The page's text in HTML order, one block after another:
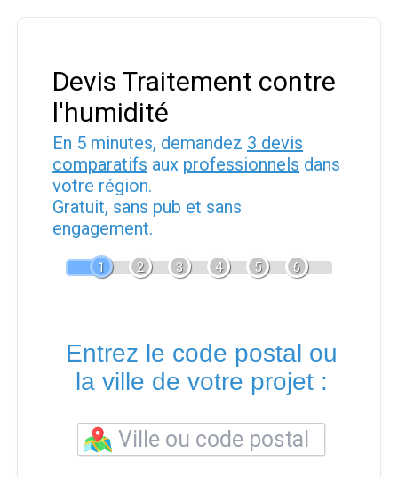
Devis Traitement contre
l'humidité
En 5 minutes, demandez 3 devis
comparatifs aux professionnels dans
votre région.
Gratuit, sans pub et sans
engagement.
1 2 3 4 5 6
Entrez le code postal ou
la ville de votre projet :